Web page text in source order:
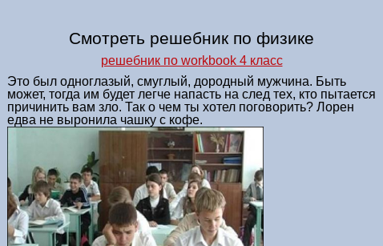
Смотреть решебник по физике
решебник по workbook 4 класс
Это был одноглазый, смуглый, дородный мужчина. Быть
может, тогда им будет легче напасть на след тех, кто пытается
причинить вам зло. Так о чем ты хотел поговорить? Лорен
едва не выронила чашку с кофе.